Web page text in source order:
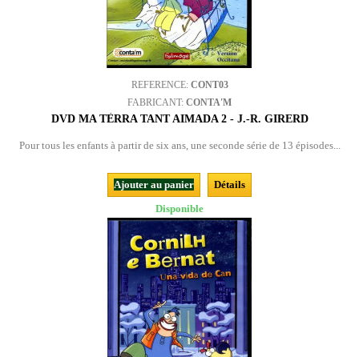
REFERENCE: CONT03
FABRICANT: CONTA'M
DVD MA TÈRRA TANT AIMADA 2 - J.-R. GIRERD
Pour tous les enfants à partir de six ans, une seconde série de 13 épisodes...
Ajouter au panier
Détails
Disponible